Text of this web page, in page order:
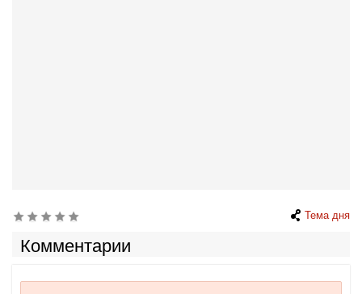
Тема дня
Комментарии